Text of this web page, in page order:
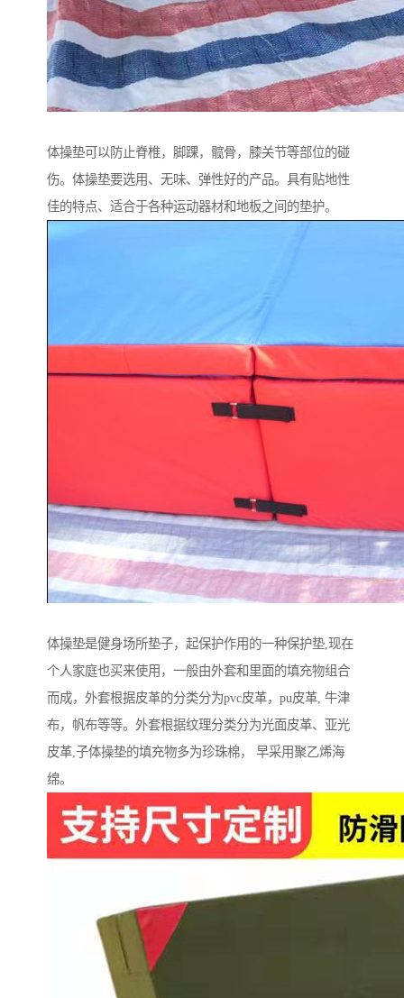
体操垫可以防止脊椎，脚踝，髋骨，膝关节等部位的碰
伤。体操垫要选用、无味、弹性好的产品。具有贴地性
佳的特点、适合于各种运动器材和地板之间的垫护。
体操垫是健身场所垫子，起保护作用的一种保护垫,现在
个人家庭也买来使用，一般由外套和里面的填充物组合
而成，外套根据皮革的分类分为pvc皮革，pu皮革, 牛津
布，帆布等等。外套根据纹理分类分为光面皮革、亚光
皮革,子体操垫的填充物多为珍珠棉， 早采用聚乙烯海
绵。